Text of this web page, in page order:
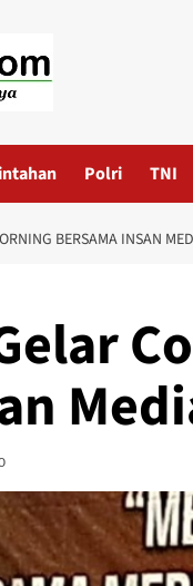
Polri TNI
BERSAMA INSAN